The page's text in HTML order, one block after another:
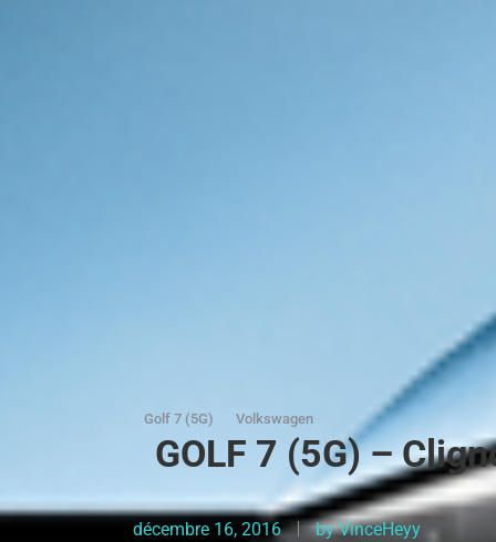
Golf 7 (5G) Volkswagen
GOLF 7 (5G) –
décembre 16, 2016 byVinceHeyy